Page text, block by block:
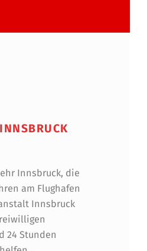
Innsbruck, die
am Flughafen
Innsbruck
24 Stunden